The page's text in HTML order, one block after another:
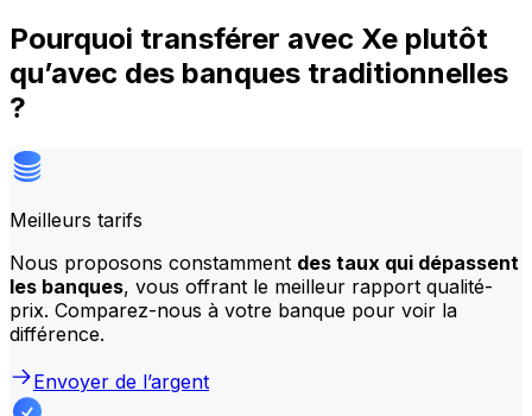
Pourquoi transférer avec Xe plutôt
qu’avec des banques traditionnelles
?
Meilleurs tarifs
Nous proposons constamment des taux qui dépassent
les banques, vous offrant le meilleur rapport qualité-
prix. Comparez-nous à votre banque pour voir la
différence.
Envoyer de l’argent